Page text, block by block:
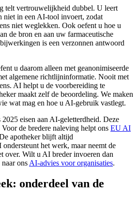
telt vertrouwelijkheid dubbel. U leert
niet in een AI-tool invoert, zodat
niet weglekken. Ook oefent u hoe u
de bron en aan uw farmaceutische
is een verzonnen antwoord
u daarom alleen met geanonimiseerde
algemene richtlijninformatie. Nooit met
AI helpt u de voorbereiding te
maakt zelf de beoordeling. We maken
wat mag en hoe u AI-gebruik vastlegt.
eisen aan AI-geletterdheid. Deze
de bredere naleving helpt ons EU AI
apotheker blijft altijd
het werk, maar neemt de
over. Wilt u AI breder invoeren dan
ons AI-advies voor organisaties.
onderdeel van de